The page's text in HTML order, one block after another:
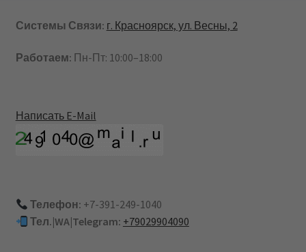
Системы Связи: г. Красноярск, ул. Весны, 2
Работаем: Пн-Пт: 10:00–18:00
Написать E-Mail
Телефон: +7-391-249-1040
Тел.|WA|Telegram: +79029904090